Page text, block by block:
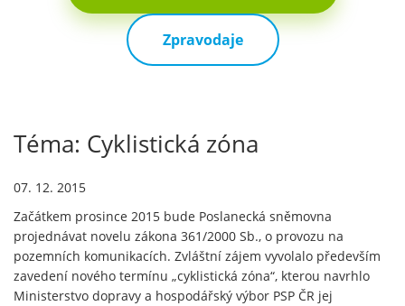
Zpravodaje
Téma: Cyklistická zóna
07. 12. 2015
Začátkem prosince 2015 bude Poslanecká sněmovna
projednávat novelu zákona 361/2000 Sb., o provozu na
pozemních komunikacích. Zvláštní zájem vyvolalo především
zavedení nového termínu „cyklistická zóna“, kterou navrhlo
Ministerstvo dopravy a hospodářský výbor PSP ČR jej